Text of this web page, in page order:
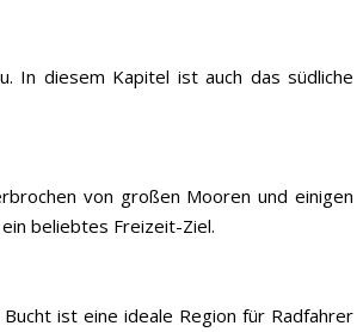
In diesem Kapitel ist auch das südliche
von großen Mooren und einigen
beliebtes Freizeit-Ziel.
ist eine ideale Region für Radfahrer